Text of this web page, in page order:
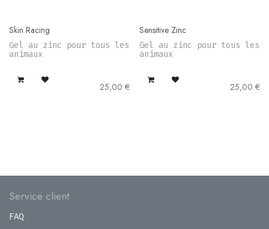
Skin Racing
Gel au zinc pour tous les
animaux
25,00 €
Sensitive Zinc
Gel au zinc pour tous les
animaux
25,00 €
Service client
FAQ